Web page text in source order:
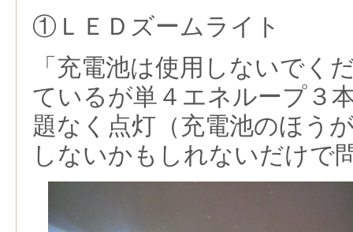
①ＬＥＤズームライト
「充電池は使用しないでく
ているが単４エネループ３
題なく点灯（充電池のほう
しないかもしれないだけで